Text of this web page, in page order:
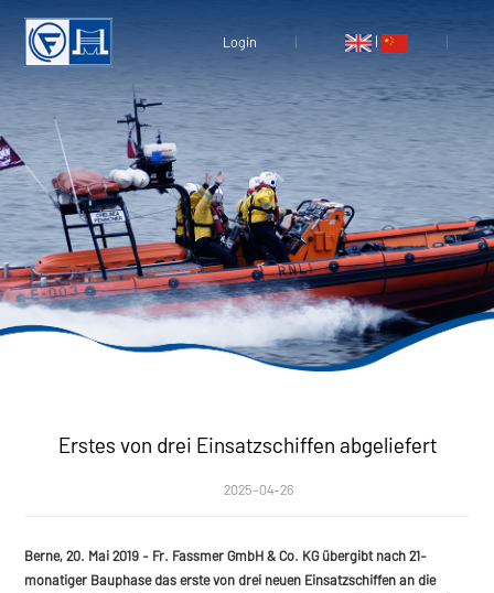
Login |
Erstes von drei Einsatzschiffen abgeliefert
2025-04-26
Berne, 20. Mai 2019 - Fr. Fassmer GmbH & Co. KG übergibt nach 21-
monatiger Bauphase das erste von drei neuen Einsatzschiffen an die